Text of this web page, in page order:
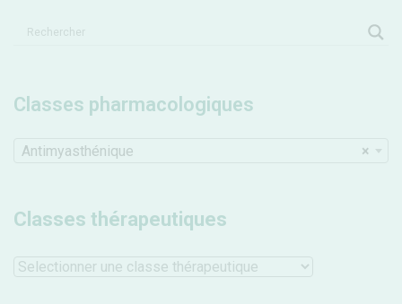
Classes pharmacologiques
×
Antimyasthénique
Classes thérapeutiques